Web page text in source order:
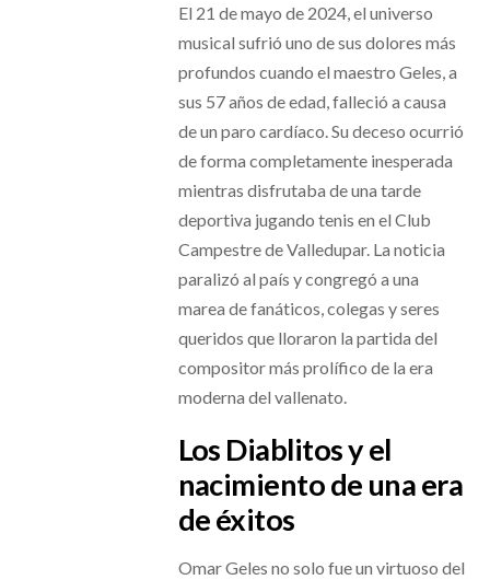
El 21 de mayo de 2024, el universo
musical sufrió uno de sus dolores más
profundos cuando el maestro Geles, a
sus 57 años de edad, falleció a causa
de un paro cardíaco. Su deceso ocurrió
de forma completamente inesperada
mientras disfrutaba de una tarde
deportiva jugando tenis en el Club
Campestre de Valledupar. La noticia
paralizó al país y congregó a una
marea de fanáticos, colegas y seres
queridos que lloraron la partida del
compositor más prolífico de la era
moderna del vallenato.
Los Diablitos y el
nacimiento de una era
de éxitos
Omar Geles no solo fue un virtuoso del